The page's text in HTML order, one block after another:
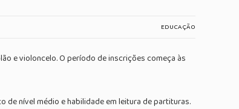
EDUCAÇÃO
e violoncelo. O período de inscrições começa às
nível médio e habilidade em leitura de partituras.